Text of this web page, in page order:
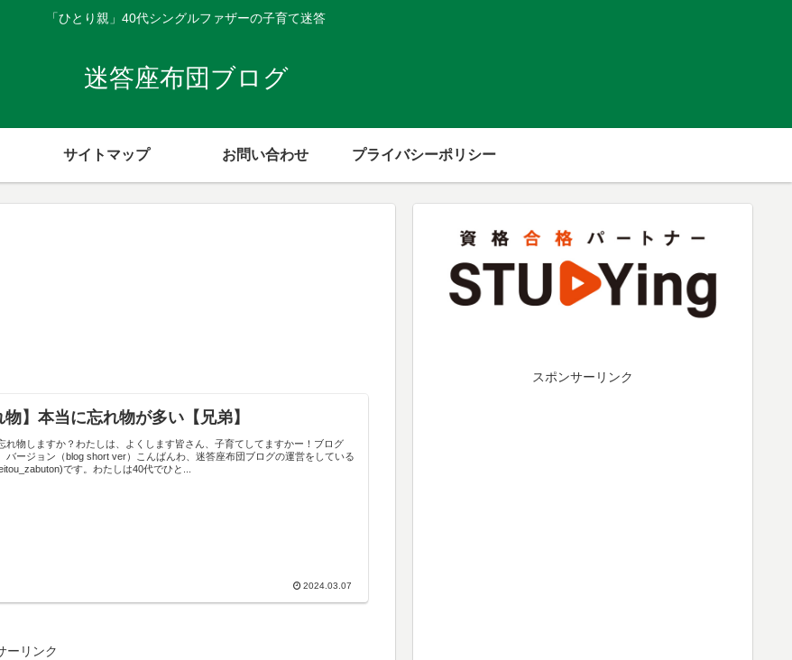
「ひとり親」40代シングルファザーの子育て迷答
迷答座布団ブログ
サイトマップ お問い合わせ プライバシーポリシー
物】本当に忘れ物が多い【兄弟】
れ物しますか？わたしは、よくします皆さん、子育てしてますかー！ブログ
ージョン（blog short ver）こんばんわ、迷答座布団ブログの運営をしている
です。わたしは40代でひと...
2024.03.07
ーリンク
スポンサーリンク